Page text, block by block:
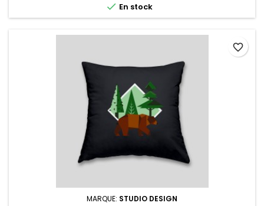
 En stock
MARQUE: STUDIO DESIGN
favorite_border